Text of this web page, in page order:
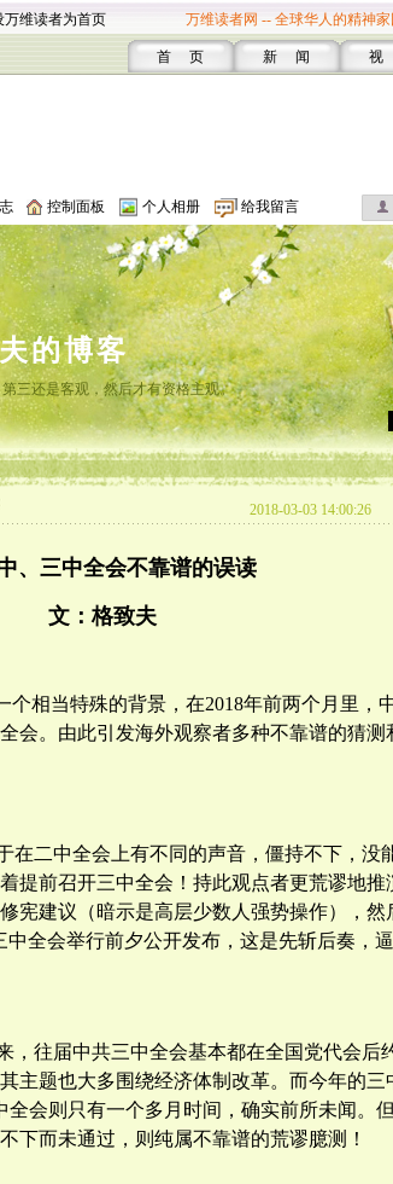
万维读者为首页 万维读者网 -- 全球华人的精神家
首 页 新 闻 视
控制面板 个人相册 给我留言
的博客
三还是客观，然后才有资格主观。
2018-03-03 14:00:26
、三中全会不靠谱的误读
文：格致夫
个相当特殊的背景，在2018年前两个月里，
会。由此引发海外观察者多种不靠谱的猜测
在二中全会上有不同的声音，僵持不下，没
提前召开三中全会！持此观点者更荒谬地推
宪建议（暗示是高层少数人强势操作），然
全会举行前夕公开发布，这是先斩后奏，
，往届中共三中全会基本都在全国党代会后
主题也大多围绕经济体制改革。而今年的三
全会则只有一个多月时间，确实前所未闻。
下而未通过，则纯属不靠谱的荒谬臆测！